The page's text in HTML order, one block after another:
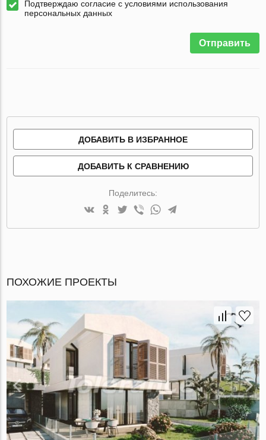
Подтверждаю согласие с условиями использования
персональных данных
Отправить
ДОБАВИТЬ В ИЗБРАННОЕ
ДОБАВИТЬ К СРАВНЕНИЮ
Поделитесь:
ПОХОЖИЕ ПРОЕКТЫ